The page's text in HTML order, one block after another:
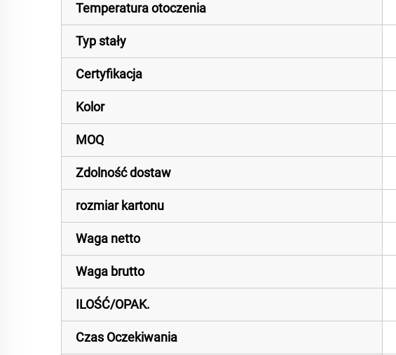
Temperatura otoczenia
Typ stały
Certyfikacja
Kolor
MOQ
Zdolność dostaw
rozmiar kartonu
Waga netto
Waga brutto
ILOŚĆ/OPAK.
Czas Oczekiwania